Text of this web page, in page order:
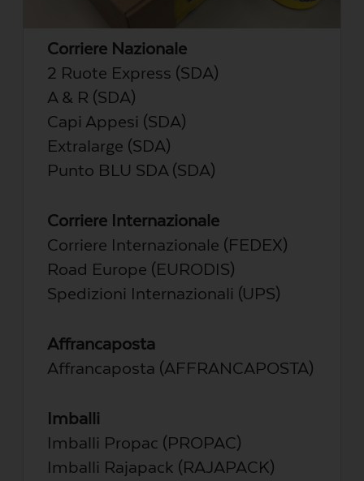
Corriere Nazionale
2 Ruote Express (SDA)
A & R (SDA)
Capi Appesi (SDA)
Extralarge (SDA)
Punto BLU SDA (SDA)
Corriere Internazionale
Corriere Internazionale (FEDEX)
Road Europe (EURODIS)
Spedizioni Internazionali (UPS)
Affrancaposta
Affrancaposta (AFFRANCAPOSTA)
Imballi
Imballi Propac (PROPAC)
Imballi Rajapack (RAJAPACK)